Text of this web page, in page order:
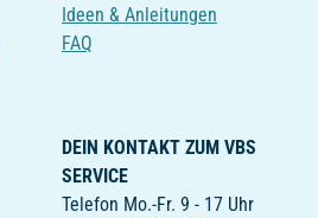
Ideen & Anleitungen
FAQ
DEIN KONTAKT ZUM VBS
SERVICE
Telefon Mo.-Fr. 9 - 17 Uhr